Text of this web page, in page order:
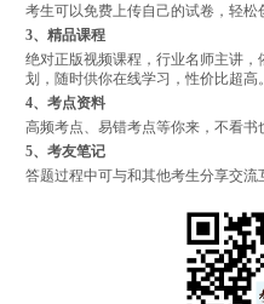
考生可以免费上传自己的试卷，轻松
3、精品课程
绝对正版视频课程，行业名师主讲
划，随时供你在线学习，性价比超高。
4、考点资料
高频考点、易错考点等你来，不看书
5、考友笔记
答题过程中可与和其他考生分享交流